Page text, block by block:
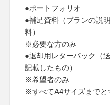
●ポートフォリオ
●補足資料（プランの説
料）
※必要な方のみ
●返却用レターパック（
記載したもの）
※希望者のみ
※すべてA4サイズまでと